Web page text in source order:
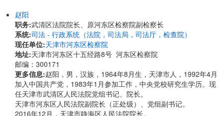
赵阳
职务:武清区法院院长、原河东区检察院副检察长
系统:司法 - 行政系统（法院，司法局，司法厅，检查院）
现任单位:天津市河东区检察院
地址:天津市河东区十五经路8号 河东区检察院
邮编：300171
更多信息:赵阳，男，汉族，1964年8月生，天津市人，1992年4月
加入中国共产党，1983年1月参加工作，中央党校研究生学历。现
任天津市武清区人民法院党组书记、院长。
天津市河东区人民法院副院长（正处级）、党组副书记。
2016年12月，天津市静海区人民法院院长。